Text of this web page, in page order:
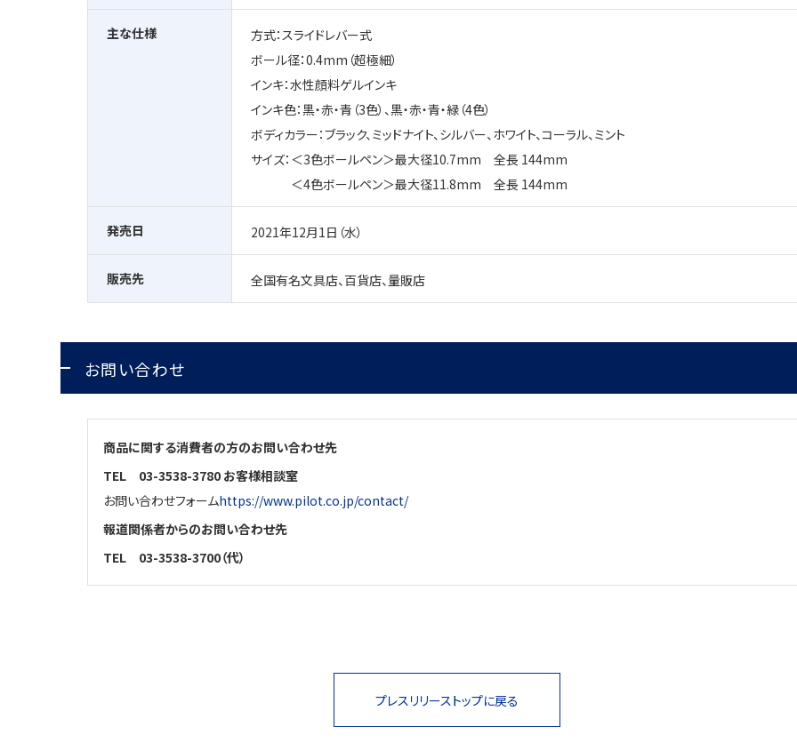
主な仕様
方式：スライドレバー式
ボール径：0.4mm（超極細）
インキ：水性顔料ゲルインキ
インキ色：黒・赤・青（3色）、黒・赤・青・緑（4色）
ボディカラー：ブラック、ミッドナイト、シルバー、ホワイト、コーラル、ミント
サイズ：＜3色ボールペン＞最大径10.7mm 全長 144mm
＜4色ボールペン＞最大径11.8mm 全長 144mm
発売日 2021年12月1日（水）
販売先 全国有名文具店、百貨店、量販店
お問い合わせ
商品に関する消費者の方のお問い合わせ先
TEL03-3538-3780 お客様相談室
お問い合わせフォームhttps://www.pilot.co.jp/contact/
報道関係者からのお問い合わせ先
TEL03-3538-3700（代）
プレスリリーストップに戻る